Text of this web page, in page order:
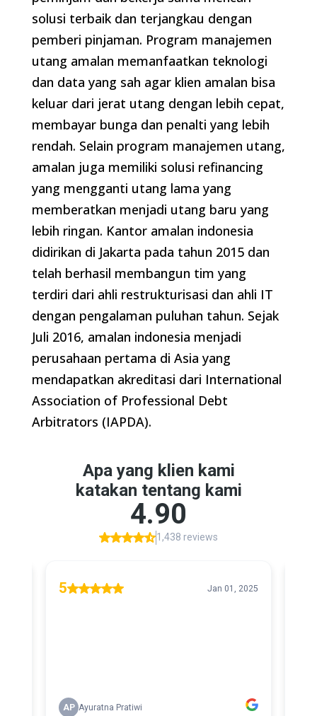
solusi terbaik dan terjangkau dengan
pemberi pinjaman. Program manajemen
utang amalan memanfaatkan teknologi
dan data yang sah agar klien amalan bisa
keluar dari jerat utang dengan lebih cepat,
membayar bunga dan penalti yang lebih
rendah. Selain program manajemen utang,
amalan juga memiliki solusi refinancing
yang mengganti utang lama yang
memberatkan menjadi utang baru yang
lebih ringan. Kantor amalan indonesia
didirikan di Jakarta pada tahun 2015 dan
telah berhasil membangun tim yang
terdiri dari ahli restrukturisasi dan ahli IT
dengan pengalaman puluhan tahun. Sejak
Juli 2016, amalan indonesia menjadi
perusahaan pertama di Asia yang
mendapatkan akreditasi dari International
Association of Professional Debt
Arbitrators (IAPDA).